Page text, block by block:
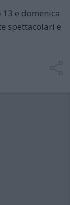
e domenica
spettacolari e